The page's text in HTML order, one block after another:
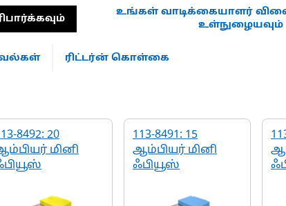
உங்கள் வாடிக்கையாளர்
உள்நுழையவும்
ரிட்டர்ன் கொள்கை
8492: 20
மினி
113-8491: 15
ஆம்பியர் மினி
ஃபியூஸ்